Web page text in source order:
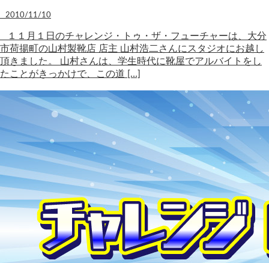
2010/11/10
１１月１日のチャレンジ・トゥ・ザ・フューチャーは、大分
市荷揚町の山村製靴店 店主 山村浩二さんにスタジオにお越し
頂きました。 山村さんは、学生時代に靴屋でアルバイトをし
たことがきっかけで、この道 […]